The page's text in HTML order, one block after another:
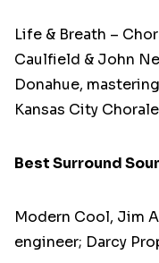
Life & Breath –
Caulfield & John
Donahue,
Kansas City
Best Surround
Modern Cool, Jim
engineer; Darcy